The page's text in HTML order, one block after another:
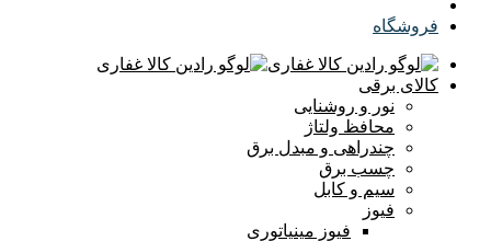
فروشگاه
کالای برقی
نور و روشنایی
محافظ ولتاژ
چندراهی و مبدل برق
چسب برق
سیم و کابل
فیوز
فیوز مینیاتوری